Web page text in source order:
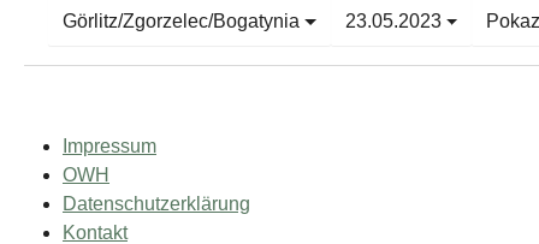
Görlitz/Zgorzelec/Bogatynia 23.05.2023
Impressum
OWH
Datenschutzerklärung
Kontakt